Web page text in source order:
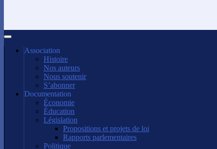
Association
Histoire
Nos auteurs
Nous soutenir
S’abonner
Documentation
Économie
Éducation
Législation
Propositions et projets de loi
Rapports parlementaires
Politique